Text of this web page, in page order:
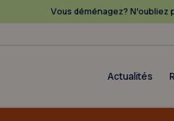
Vous déménagez?
Actualités